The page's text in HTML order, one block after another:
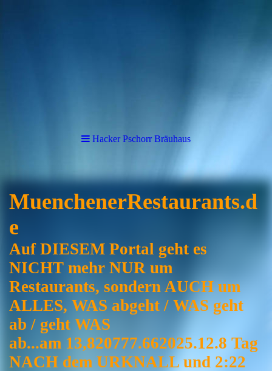
Hacker Pschorr Bräuhaus
MuenchenerRestaurants.d
e
Auf DIESEM Portal geht es
NICHT mehr NUR um
Restaurants, sondern AUCH um
ALLES, WAS abgeht / WAS geht
ab / geht WAS
ab...am 13,820777.662025.12.8 Tag
NACH dem URKNALL und 2:22